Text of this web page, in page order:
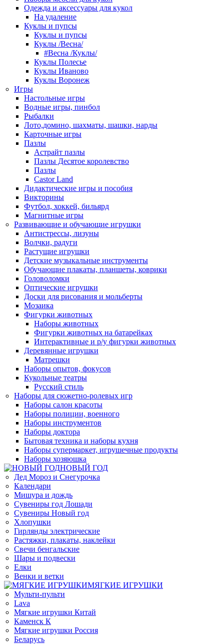
Одежда и аксессуары для кукол
На удаление
Куклы и пупсы
Куклы и пупсы
Куклы /Весна/
#Весна /Куклы/
Куклы Полесье
Куклы Иваново
Куклы Воронеж
Игры
Настольные игры
Водные игры, пинбол
Рыбалки
Лото,домино, шахматы, шашки, нарды
Карточные игры
Пазлы
Астрайт пазлы
Пазлы Десятое королевство
Пазлы
Castor Land
Дидактические игры и пособия
Викторины
Футбол, хоккей, бильярд
Магнитные игры
Развивающие и обучающие игрушки
Антистрессы, лизуны
Волчки, радуги
Растущие игрушки
Детские музыкальные инструменты
Обучающие плакаты, планшеты, коврики
Головоломки
Оптические игрушки
Доски для рисования и мольберты
Мозаика
Фигурки животных
Наборы животных
Фигурки животных на батарейках
Интерактивные и р/у фигурки животных
Деревянные игрушки
Матрешки
Наборы опытов, фокусов
Кукольные театры
Русский стиль
Наборы для сюжетно-ролевых игр
Наборы салон красоты
Наборы полиции, военного
Наборы инструментов
Наборы доктора
Бытовая техника и наборы кухня
Наборы супермаркет, игрушечные продукты
Наборы хозяюшка
НОВЫЙ ГОД
Дед Мороз и Снегурочка
Календари
Мишура и дождь
Сувениры год Лошади
Сувениры Новый год
Хлопушки
Гирлянды электрические
Растяжки, плакаты, наклейки
Свечи бенгальские
Шары и подвески
Елки
Венки и ветки
МЯГКИЕ ИГРУШКИ
Мульти-пульти
Lava
Мягкие игрушки Китай
Каменск К
Мягкие игрушки Россия
Беларусь